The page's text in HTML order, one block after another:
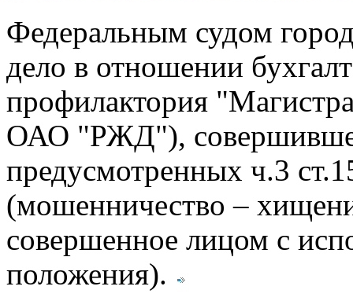
Федеральным судом
дело в отношении
профилактория
ОАО "РЖД"),
предусмотренных ч.3
(мошенничество –
совершенное лицом с
положения).